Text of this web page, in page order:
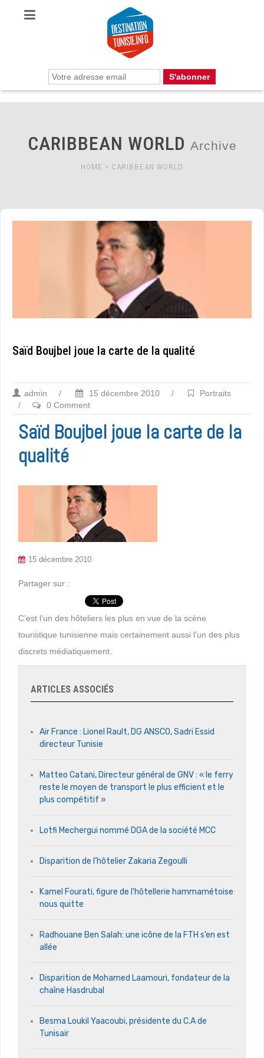
CARIBBEAN WORLD Archive
HOME > CARIBBEAN WORLD
Saïd Boujbel joue la carte de la qualité
admin / 15 décembre 2010 /
Portraits
/
0 Comment
Saïd Boujbel joue la carte de la
qualité
15 décembre 2010
Partager sur :
C’est l’un des hôteliers les plus en vue de la scène
touristique tunisienne mais certainement aussi l’un des plus
discrets médiatiquement.
ARTICLES ASSOCIÉS
Air France : Lionel Rault, DG ANSCO, Sadri Essid
directeur Tunisie
Matteo Catani, Directeur général de GNV : « le ferry
reste le moyen de transport le plus efficient et le
plus compétitif »
Lotfi Mechergui nommé DGA de la société MCC
Disparition de l’hôtelier Zakaria Zegoulli
Kamel Fourati, figure de l’hôtellerie hammamétoise
nous quitte
Radhouane Ben Salah: une icône de la FTH s’en est
allée
Disparition de Mohamed Laamouri, fondateur de la
chaîne Hasdrubal
Besma Loukil Yaacoubi, présidente du C.A de
Tunisair